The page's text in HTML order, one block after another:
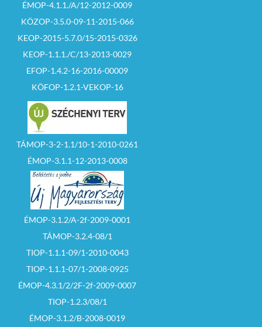
ÉMOP-4.1.1./A/12-2012-0009
KÖZOP-3.5.0-09-11-2015-066
KEOP-2015-5.7.0/15-2015-0326
KEOP-1.1.1./C/13-2013-0029
EFOP-1.4.2-16-2016-00009
KÖFOP-1.2.1-VEKOP-16
TÁMOP-3-2-1.1/10-1-2010-0261
ÉMOP-3.1.1-12-2013-0008
ÉMOP-3.1.2/A-2f-2009-0001
TÁMOP-3.2.4-08/1
TIOP-1.1.1-09/1-2010-0043
TIOP-1.1.1-07/1-2008-0925
ÉMOP-4.3.1/2/2F-2f-2009-0007
TIOP-1.2.3/08/1
ÉMOP-3.1.2/B-2008-0019